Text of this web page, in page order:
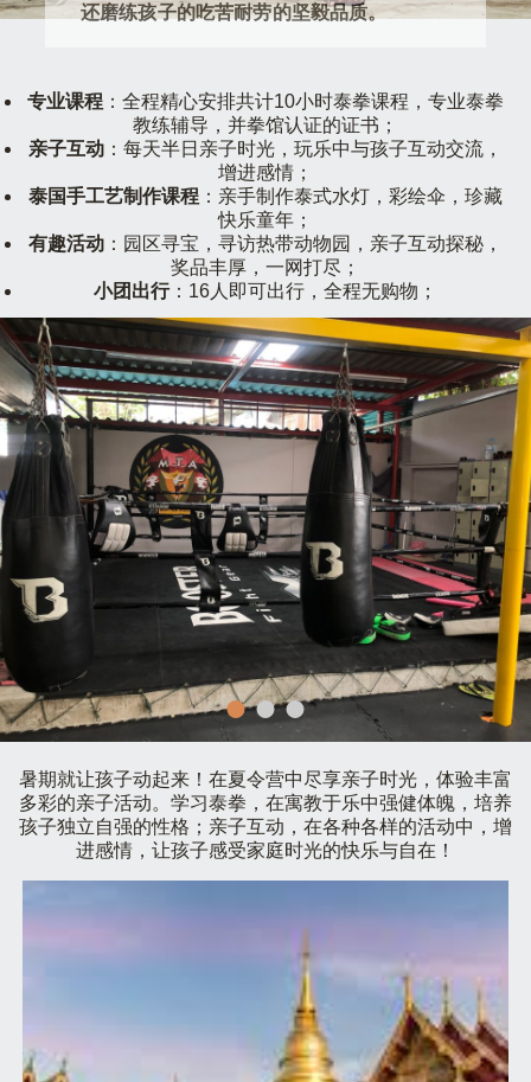
还磨练孩子的吃苦耐劳的坚毅品质。
专业课程 ：全程精心安排共计10小时泰拳课程，专业泰拳
教练辅导，并拳馆认证的证书；
亲子互动 ：每天半日亲子时光，玩乐中与孩子互动交流，
增进感情；
泰国手工艺制作课程 ：亲手制作泰式水灯，彩绘伞，珍藏
快乐童年；
有趣活动 ：园区寻宝，寻访热带动物园，亲子互动探秘，
奖品丰厚，一网打尽；
小团出行：16人即可出行，全程无购物；
暑期就让孩子动起来！在夏令营中尽享亲子时光，体验丰富
多彩的亲子活动。学习泰拳，在寓教于乐中强健体魄，培养
孩子独立自强的性格；亲子互动，在各种各样的活动中，增
进感情，让孩子感受家庭时光的快乐与自在！